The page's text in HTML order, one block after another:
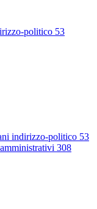
politico 53
indirizzo-politico 53
308